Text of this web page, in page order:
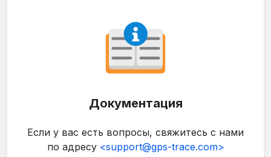
Документация
Если у вас есть вопросы, свяжитесь с нами
по адресу<support@gps-trace.com>